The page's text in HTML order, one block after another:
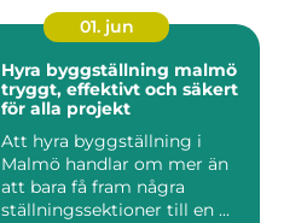
01. jun
Hyra byggställning malmö
tryggt, effektivt och säkert
för alla projekt
Att hyra byggställning i
Malmö handlar om mer än
att bara få fram några
ställningssektioner till en ...